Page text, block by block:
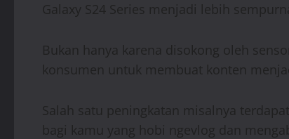
Galaxy S24 Series menjadi lebih
Bukan hanya karena disokong oleh
konsumen untuk membuat konten
Salah satu peningkatan misalnya
bagi kamu yang hobi ngevlog dan